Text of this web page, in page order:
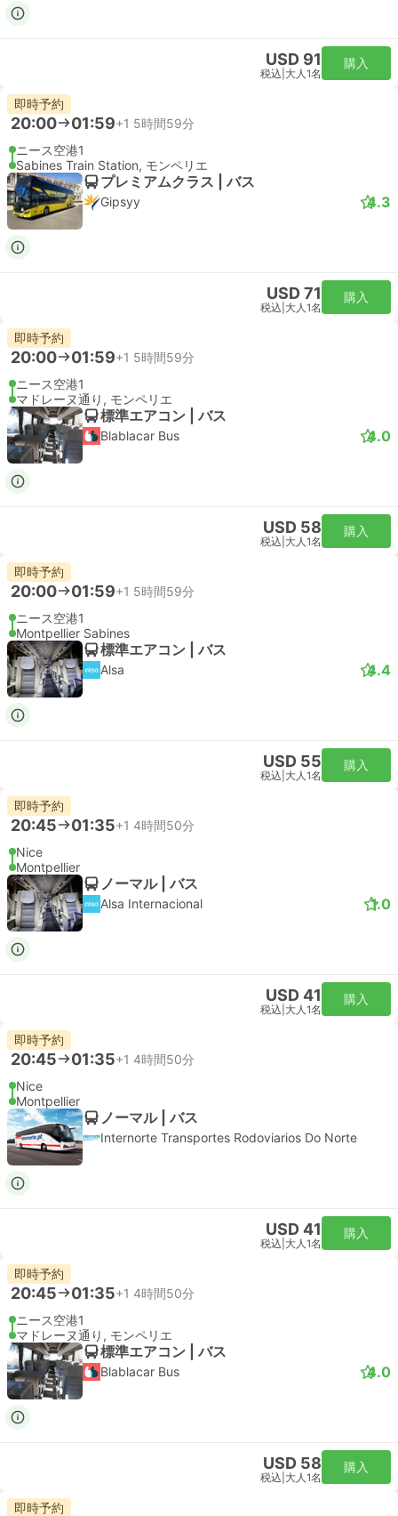
USD 91
税込 大人1名
購入
即時予約
20:00 01:59+1 5時間59分
ニース空港1
Sabines Train Station, モンペリエ
プレミアムクラス | バス
Gipsyy 4.3
USD 71
税込 大人1名
購入
即時予約
20:00 01:59+1 5時間59分
ニース空港1
マドレーヌ通り, モンペリエ
標準エアコン | バス
Blablacar Bus 4.0
USD 58
税込 大人1名
購入
即時予約
20:00 01:59+1 5時間59分
ニース空港1
Montpellier Sabines
標準エアコン | バス
Alsa 4.4
USD 55
税込 大人1名
購入
即時予約
20:45 01:35+1 4時間50分
Nice
Montpellier
ノーマル | バス
Alsa Internacional 1.0
USD 41
税込 大人1名
購入
即時予約
20:45 01:35+1 4時間50分
Nice
Montpellier
ノーマル | バス
Internorte Transportes Rodoviarios Do Norte
USD 41
税込 大人1名
購入
即時予約
20:45 01:35+1 4時間50分
ニース空港1
マドレーヌ通り, モンペリエ
標準エアコン | バス
Blablacar Bus 4.0
USD 58
税込 大人1名
購入
即時予約